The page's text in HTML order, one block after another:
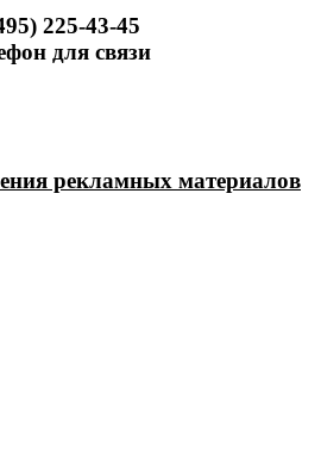
225-43-45
для связи
рекламных материалов